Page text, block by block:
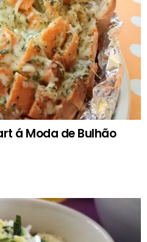
á Moda de Bulhão